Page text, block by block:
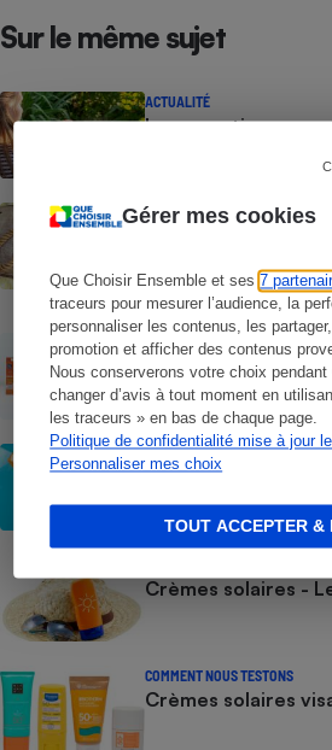
Gérer mes cookies
Que Choisir Ensemble et ses7
traceurs pour mesurer l’audience, la
personnaliser les contenus, les
promotion et afficher des contenus
Nous conserverons votre choix
changer d’avis à tout moment en
les traceurs » en bas de chaque page.
Politique de confidentialité mise à jour
Personnaliser mes choix
TOUT ACCEPTER &
Sur le même sujet
ACTUALITÉ
Les moustiques
ACTION QUE CHOISIR ENSEMBLE
dangereuses pour
consommateurs
ACTUALITÉ
Crèmes solaires -
plateformes
CONSEILS
Crèmes solaires -
Crèmes solaires -
COMMENT NOUS TESTONS
Crèmes solaires